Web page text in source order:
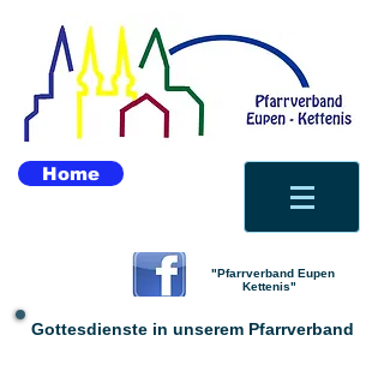
Home
"Pfarrverband Eupen
Kettenis"
Gottesdienste in unserem Pfarrverband